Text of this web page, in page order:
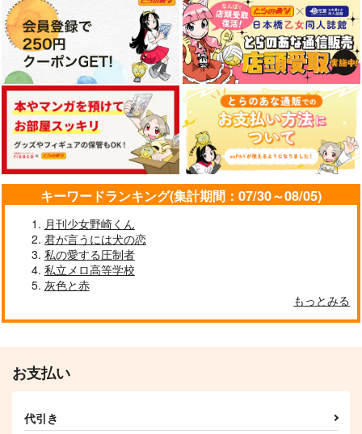
キーワードランキング(集計期間：07/30～08/05)
月刊少女野崎くん
君が言うには犬の恋
私の愛する圧制者
私立メロ高等学校
灰色と赤
もっとみる
お支払い
代引き